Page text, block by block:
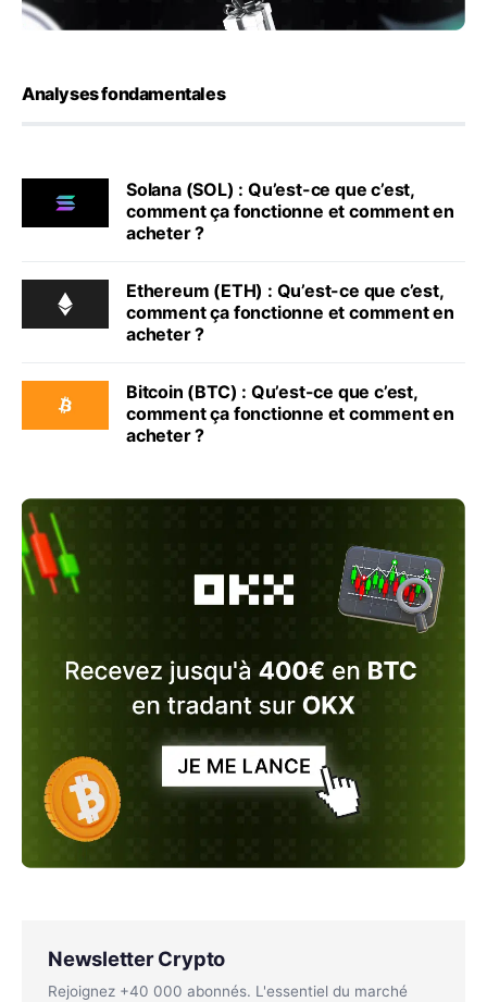
Analyses fondamentales
Solana (SOL) : Qu’est-ce que c’est,
comment ça fonctionne et comment en
acheter ?
Ethereum (ETH) : Qu’est-ce que c’est,
comment ça fonctionne et comment en
acheter ?
Bitcoin (BTC) : Qu’est-ce que c’est,
comment ça fonctionne et comment en
acheter ?
Newsletter Crypto
Rejoignez +40 000 abonnés. L'essentiel du marché